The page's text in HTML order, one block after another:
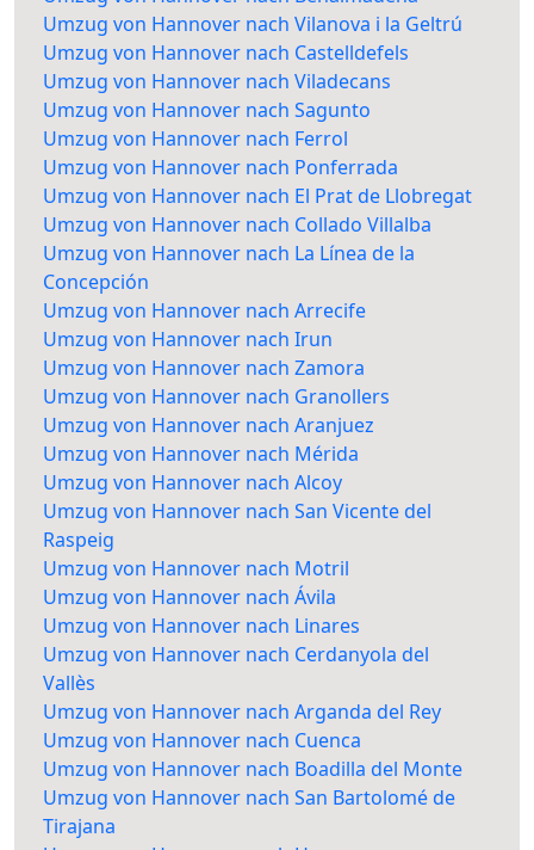
Umzug von Hannover nach Vilanova i la Geltrú
Umzug von Hannover nach Castelldefels
Umzug von Hannover nach Viladecans
Umzug von Hannover nach Sagunto
Umzug von Hannover nach Ferrol
Umzug von Hannover nach Ponferrada
Umzug von Hannover nach El Prat de Llobregat
Umzug von Hannover nach Collado Villalba
Umzug von Hannover nach La Línea de la
Concepción
Umzug von Hannover nach Arrecife
Umzug von Hannover nach Irun
Umzug von Hannover nach Zamora
Umzug von Hannover nach Granollers
Umzug von Hannover nach Aranjuez
Umzug von Hannover nach Mérida
Umzug von Hannover nach Alcoy
Umzug von Hannover nach San Vicente del
Raspeig
Umzug von Hannover nach Motril
Umzug von Hannover nach Ávila
Umzug von Hannover nach Linares
Umzug von Hannover nach Cerdanyola del
Vallès
Umzug von Hannover nach Arganda del Rey
Umzug von Hannover nach Cuenca
Umzug von Hannover nach Boadilla del Monte
Umzug von Hannover nach San Bartolomé de
Tirajana